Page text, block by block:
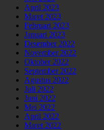
April 2023
Maret 2023
Februari 2023
Januari 2023
Desember 2022
November 2022
Oktober 2022
September 2022
Agustus 2022
Juli 2022
Juni 2022
Mei 2022
April 2022
Maret 2022